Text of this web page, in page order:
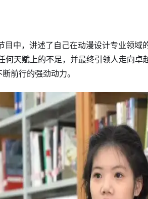
中，讲述了自己在动漫设计专业领域
何天赋上的不足，并最终引领人走向
前行的强劲动力。